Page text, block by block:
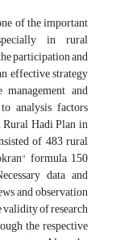
of the important
in rural
participation and
effective strategy
and
analysis factors
Hadi Plan in
of 483 rural
formula, 150
data and
and observation
of research
the respective